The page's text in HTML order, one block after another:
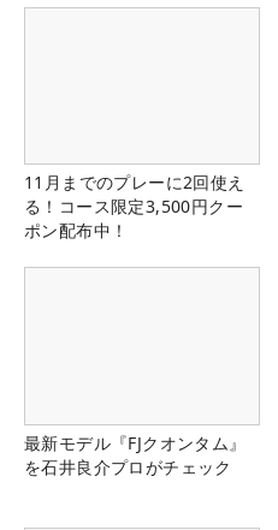
11月までのプレーに2回使え
る！コース限定3,500円クー
ポン配布中！
最新モデル『FJクオンタム』
を石井良介プロがチェック